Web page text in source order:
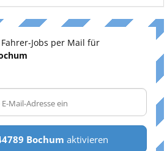
Jobs per Mail für
Bochum aktivieren